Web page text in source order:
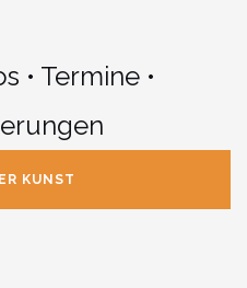
• Termine •
KUNST